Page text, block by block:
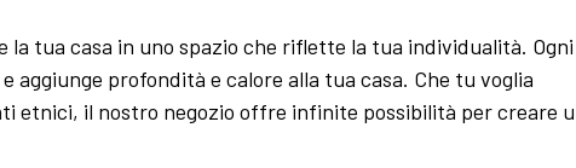
la tua casa in uno spazio che riflette la tua individualità. Ogni
profondità e calore alla tua casa. Che tu voglia
etnici, il nostro negozio offre infinite possibilità per creare